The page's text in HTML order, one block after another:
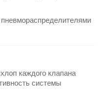
каждого клапана
системы